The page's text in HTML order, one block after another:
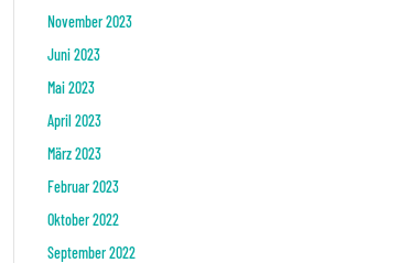
November 2023
Juni 2023
Mai 2023
April 2023
März 2023
Februar 2023
Oktober 2022
September 2022